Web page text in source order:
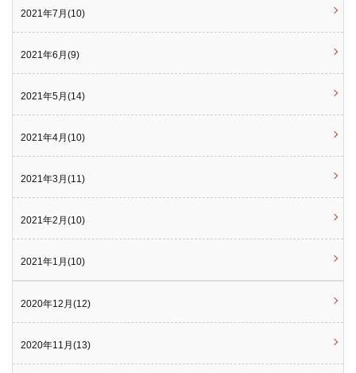
2021年7月(10)
2021年6月(9)
2021年5月(14)
2021年4月(10)
2021年3月(11)
2021年2月(10)
2021年1月(10)
2020年12月(12)
2020年11月(13)